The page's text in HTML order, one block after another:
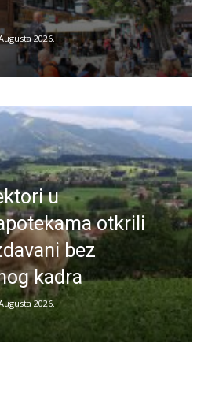
2026.
u
otkrili
bez
kadra
2026.